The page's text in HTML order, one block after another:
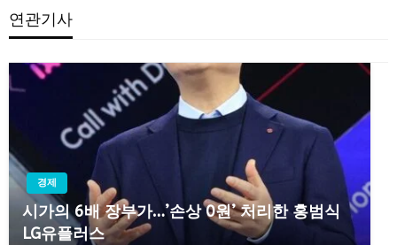
연관기사
경제
시가의 6배 장부가…’손상 0원’ 처리한 홍범식
LG유플러스